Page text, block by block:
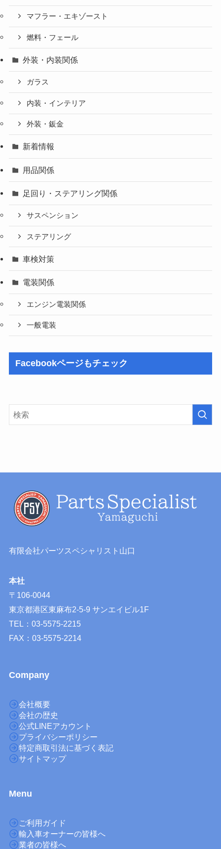
マフラー・エキゾースト
燃料・フェール
外装・内装関係
ガラス
内装・インテリア
外装・鈑金
新着情報
用品関係
足回り・ステアリング関係
サスペンション
ステアリング
車検対策
電装関係
エンジン電装関係
一般電装
Facebookページもチェック
有限会社パーツスペシャリスト山口
本社
〒106-0044
東京都港区東麻布2-5-9 サンエイビル1F
TEL：03-5575-2215
FAX：03-5575-2214
Company
会社概要
会社の歴史
公式LINEアカウント
プライバシーポリシー
特定商取引法に基づく表記
サイトマップ
Menu
ご利用ガイド
輸入車オーナーの皆様へ
業者の皆様へ